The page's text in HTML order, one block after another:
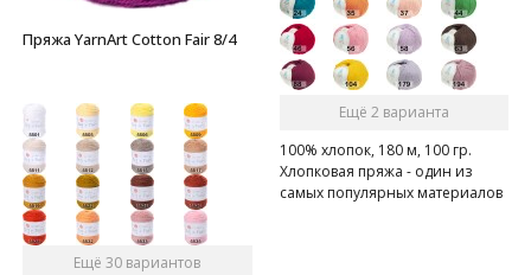
Пряжа YarnArt Cotton Fair 8/4
Ещё 30 вариантов
Ещё 2 варианта
100% хлопок, 180 м, 100 гр.
Хлопковая пряжа - один из
самых популярных материалов